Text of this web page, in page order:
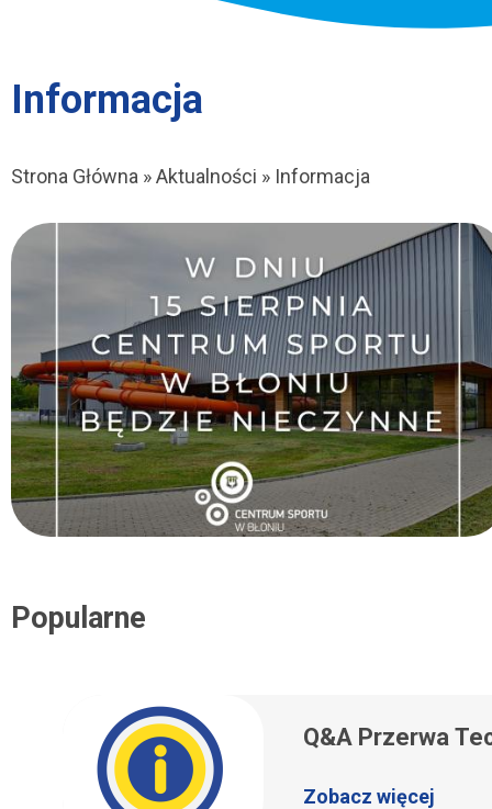
Informacja
nawigacyjna
Strona Główna Aktualności Informacja
Popularne
Q&A Przerwa
Zobacz więcej